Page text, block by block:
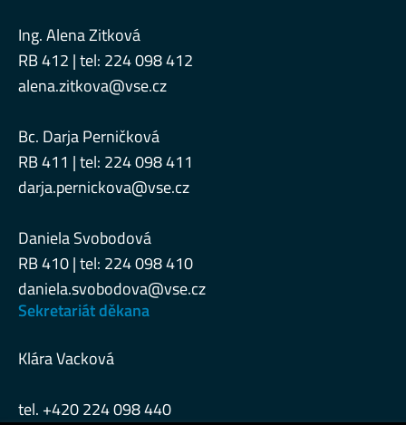
Ing. Alena Zitková
RB 412 | tel: 224 098 412
alena.zitkova@vse.cz
Bc. Darja Perničková
RB 411 | tel: 224 098 411
darja.pernickova@vse.cz
Daniela Svobodová
RB 410 | tel: 224 098 410
daniela.svobodova@vse.cz
Sekretariát děkana
Klára Vacková
tel. +420 224 098 440